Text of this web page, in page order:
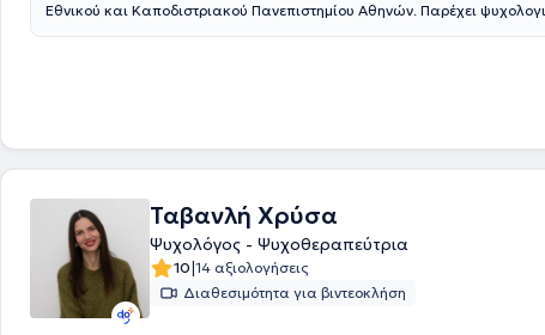
Εθνικού και Καποδιστριακού Πανεπιστημίου Αθηνών. Παρέχει
ουσιαστική κλινική εμπειρία με ενήλικες και εφήβους. Στο θεραπευτικό
περιλαμβάνονται ζητήματα άγχους, ψυχοσωματικών συμπτωμάτων,
διάθεσης, χαμηλής αυτοεκτίμησης και δυσκολιών στις διαπροσωπικές
συντροφικές σχέσεις. Έχει εμπειρία σε θέματα άγχους επίδοσης,
συγκρούσεων και δυσκολιών στη ρύθμιση του συναισθήματος, καθώς
περιπτώσεις διατροφικών διαταραχών. Παράλληλα, εργάζεται με
Ταβανλή Χρύσα
Ψυχολόγος - Ψυχοθεραπεύτρια
10|14 αξιολογήσεις
Διαθεσιμότητα για βιντεοκλήση